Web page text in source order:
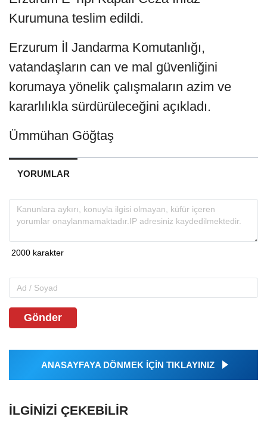
Kurumuna teslim edildi.
Erzurum İl Jandarma Komutanlığı,
vatandaşların can ve mal güvenliğini
korumaya yönelik çalışmaların azim ve
kararlılıkla sürdürüleceğini açıkladı.
Ümmühan Göğtaş
YORUMLAR
Gönder
ANASAYFAYA DÖNMEK İÇİN TIKLAYINIZ
İLGINIZI ÇEKEBILIR